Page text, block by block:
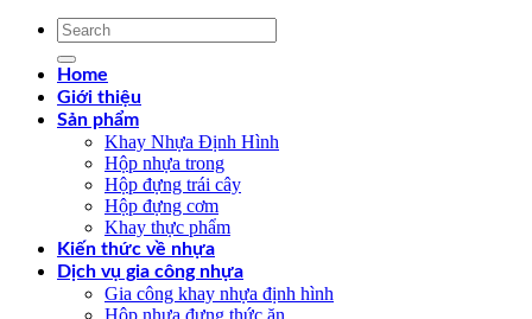
Tìm
kiếm:
Home
Giới thiệu
Sản phẩm
Khay Nhựa Định Hình
Hộp nhựa trong
Hộp đựng trái cây
Hộp đựng cơm
Khay thực phẩm
Kiến thức về nhựa
Dịch vụ gia công nhựa
Gia công khay nhựa định hình